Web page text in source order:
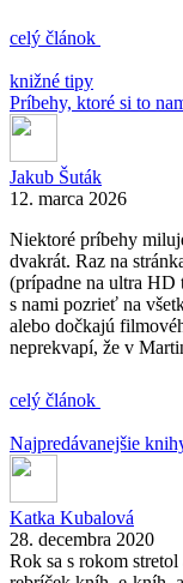
celý článok
knižné tipy
Príbehy, ktoré si to
Jakub Šuták
12. marca 2026
Niektoré príbehy
dvakrát. Raz na
(prípadne na ultra HD
s nami pozrieť na
alebo dočkajú
neprekvapí, že v
celý článok
Najpredávanejšie
Katka Kubalová
28. decembra 2020
Rok sa s rokom